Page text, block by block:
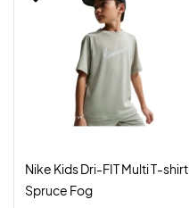
Nike Kids Dri-FIT Multi T-shirt
Spruce Fog